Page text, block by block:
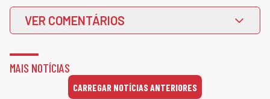
VER COMENTÁRIOS
MAIS NOTÍCIAS
CARREGAR NOTÍCIAS ANTERIORES